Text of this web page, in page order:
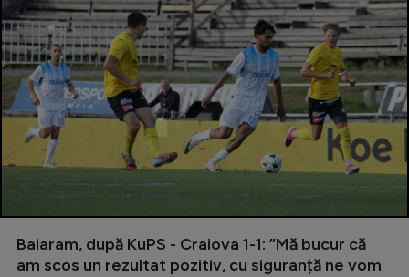
Baiaram, după KuPS - Craiova 1-1: ”Mă bucur că
am scos un rezultat pozitiv, cu siguranță ne vom